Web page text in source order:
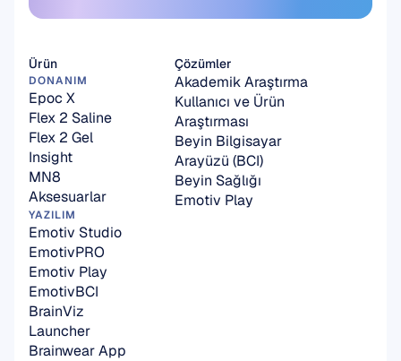
Çözümler
Akademik Araştırma
Kullanıcı ve Ürün
Araştırması
Beyin Bilgisayar
Arayüzü (BCI)
Beyin Sağlığı
Emotiv Play
Ürün
DONANIM
Epoc X
Flex 2 Saline
Flex 2 Gel
Insight
MN8
Aksesuarlar
YAZILIM
Emotiv Studio
EmotivPRO
Emotiv Play
EmotivBCI
BrainViz
Launcher
Brainwear App